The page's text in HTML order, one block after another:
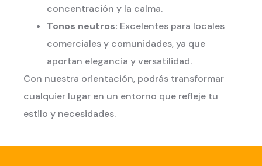
concentración y la calma.
Tonos neutros: Excelentes para locales
comerciales y comunidades, ya que
aportan elegancia y versatilidad.
Con nuestra orientación, podrás transformar
cualquier lugar en un entorno que refleje tu
estilo y necesidades.